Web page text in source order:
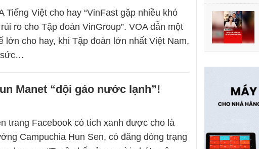
Tiếng Việt cho hay “VinFast gặp nhiều khó
ro cho Tập đoàn VinGroup”. VOA dẫn một
lớn cho hay, khi Tập đoàn lớn nhất Việt Nam,
sức…
Manet “dội gáo nước lạnh”!
trang Facebook có tích xanh được cho là
Campuchia Hun Sen, có đăng dòng trạng